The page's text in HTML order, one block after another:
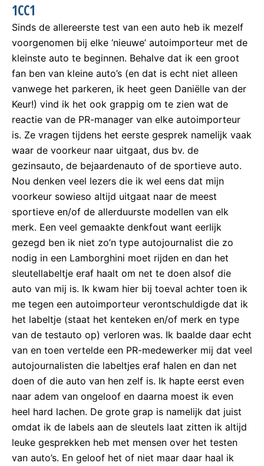
1CC1
Sinds de allereerste test van een auto heb ik mezelf
voorgenomen bij elke ‘nieuwe’ autoimporteur met de
kleinste auto te beginnen. Behalve dat ik een groot
fan ben van kleine auto’s (en dat is echt niet alleen
vanwege het parkeren, ik heet geen Daniëlle van der
Keur!) vind ik het ook grappig om te zien wat de
reactie van de PR-manager van elke autoimporteur
is. Ze vragen tijdens het eerste gesprek namelijk vaak
waar de voorkeur naar uitgaat, dus bv. de
gezinsauto, de bejaardenauto of de sportieve auto.
Nou denken veel lezers die ik wel eens dat mijn
voorkeur sowieso altijd uitgaat naar de meest
sportieve en/of de allerduurste modellen van elk
merk. Een veel gemaakte denkfout want eerlijk
gezegd ben ik niet zo’n type autojournalist die zo
nodig in een Lamborghini moet rijden en dan het
sleutellabeltje eraf haalt om net te doen alsof die
auto van mij is. Ik kwam hier bij toeval achter toen ik
me tegen een autoimporteur verontschuldigde dat ik
het labeltje (staat het kenteken en/of merk en type
van de testauto op) verloren was. Ik baalde daar echt
van en toen vertelde een PR-medewerker mij dat veel
autojournalisten die labeltjes eraf halen en dan net
doen of die auto van hen zelf is. Ik hapte eerst even
naar adem van ongeloof en daarna moest ik even
heel hard lachen. De grote grap is namelijk dat juist
omdat ik de labels aan de sleutels laat zitten ik altijd
leuke gesprekken heb met mensen over het testen
van auto’s. En geloof het of niet maar daar haal ik